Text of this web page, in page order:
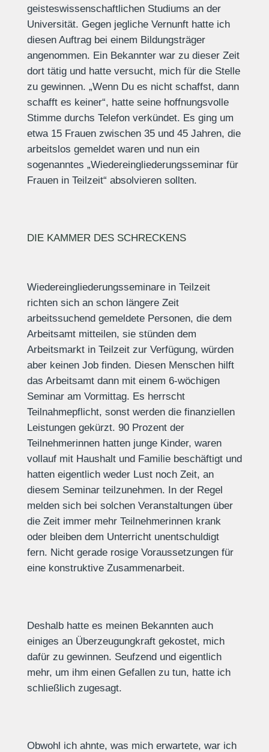
geisteswissenschaftlichen Studiums an der
Universität. Gegen jegliche Vernunft hatte ich
diesen Auftrag bei einem Bildungsträger
angenommen. Ein Bekannter war zu dieser Zeit
dort tätig und hatte versucht, mich für die Stelle
zu gewinnen. „Wenn Du es nicht schaffst, dann
schafft es keiner“, hatte seine hoffnungsvolle
Stimme durchs Telefon verkündet. Es ging um
etwa 15 Frauen zwischen 35 und 45 Jahren, die
arbeitslos gemeldet waren und nun ein
sogenanntes „Wiedereingliederungsseminar für
Frauen in Teilzeit“ absolvieren sollten.
DIE KAMMER DES SCHRECKENS
Wiedereingliederungsseminare in Teilzeit
richten sich an schon längere Zeit
arbeitssuchend gemeldete Personen, die dem
Arbeitsamt mitteilen, sie stünden dem
Arbeitsmarkt in Teilzeit zur Verfügung, würden
aber keinen Job finden. Diesen Menschen hilft
das Arbeitsamt dann mit einem 6-wöchigen
Seminar am Vormittag. Es herrscht
Teilnahmepflicht, sonst werden die finanziellen
Leistungen gekürzt. 90 Prozent der
Teilnehmerinnen hatten junge Kinder, waren
vollauf mit Haushalt und Familie beschäftigt und
hatten eigentlich weder Lust noch Zeit, an
diesem Seminar teilzunehmen. In der Regel
melden sich bei solchen Veranstaltungen über
die Zeit immer mehr Teilnehmerinnen krank
oder bleiben dem Unterricht unentschuldigt
fern. Nicht gerade rosige Voraussetzungen für
eine konstruktive Zusammenarbeit.
Deshalb hatte es meinen Bekannten auch
einiges an Überzeugungkraft gekostet, mich
dafür zu gewinnen. Seufzend und eigentlich
mehr, um ihm einen Gefallen zu tun, hatte ich
schließlich zugesagt.
Obwohl ich ahnte, was mich erwartete, war ich